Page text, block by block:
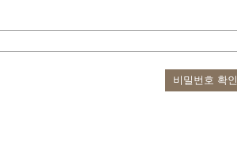
비밀번호 확인